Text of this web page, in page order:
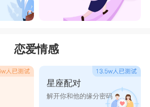
恋爱情感
星座配对
解开你和他的缘分密码